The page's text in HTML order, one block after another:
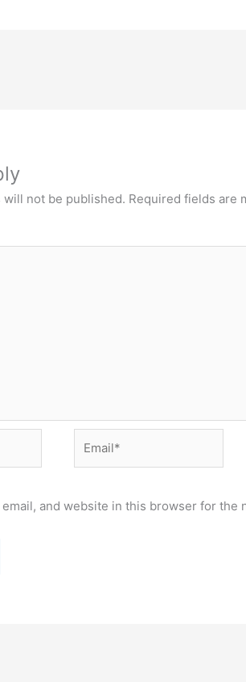
will not be published. Required fields are
email, and website in this browser for the